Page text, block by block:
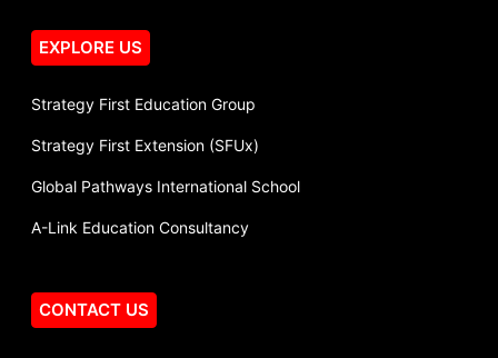
EXPLORE US
Strategy First Education Group
Strategy First Extension (SFUx)
Global Pathways International School
A-Link Education Consultancy
CONTACT US